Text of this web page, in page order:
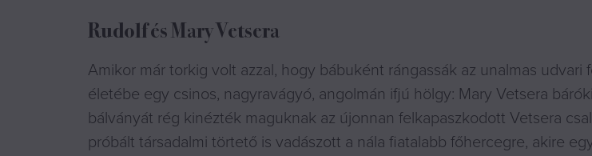
Rudolf és Mary Vetsera
Amikor már torkig volt azzal, hogy bábuként rángassák az unalmas udvari
életébe egy csinos, nagyravágyó, angolmán ifjú hölgy: Mary Vetsera
bálványát rég kinézték maguknak az újonnan felkapaszkodott Vetsera
próbált társadalmi törtető is vadászott a nála fiatalabb főhercegre, akire